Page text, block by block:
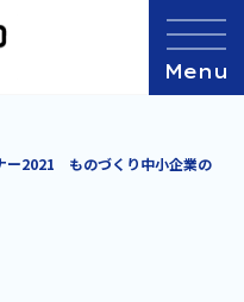
ー2021 ものづくり中小企業の